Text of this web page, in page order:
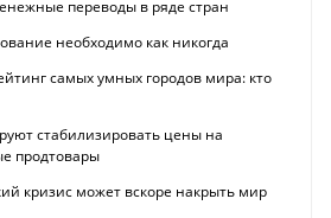
переводы в ряде стран
необходимо как никогда
самых умных городов мира: кто
стабилизировать цены на
продтовары
кризис может вскоре накрыть мир